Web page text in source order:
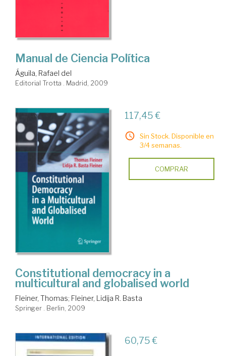
Manual de Ciencia Política
Águila, Rafael del
Editorial Trotta . Madrid, 2009
117,45 €
Sin Stock. Disponible en
3/4 semanas.
COMPRAR
Constitutional democracy in a
multicultural and globalised world
Fleiner, Thomas; Fleiner, Lidija R. Basta
Springer . Berlin, 2009
60,75 €